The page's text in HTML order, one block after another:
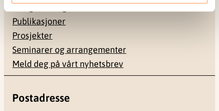
Ledige stillinger
Publikasjoner
Prosjekter
Seminarer og arrangementer
Meld deg på vårt nyhetsbrev
Postadresse